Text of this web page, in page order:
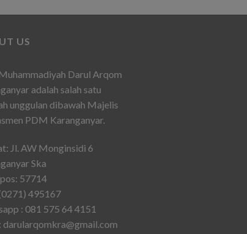
US
Darul Arqom
adalah salah satu
unggulan dibawah Majelis
PDM Karanganyar.
Jl. AW Monginsidi 6
Ska
57714
495167
: 081 575 64 4151
darularqomkra@gmail.com